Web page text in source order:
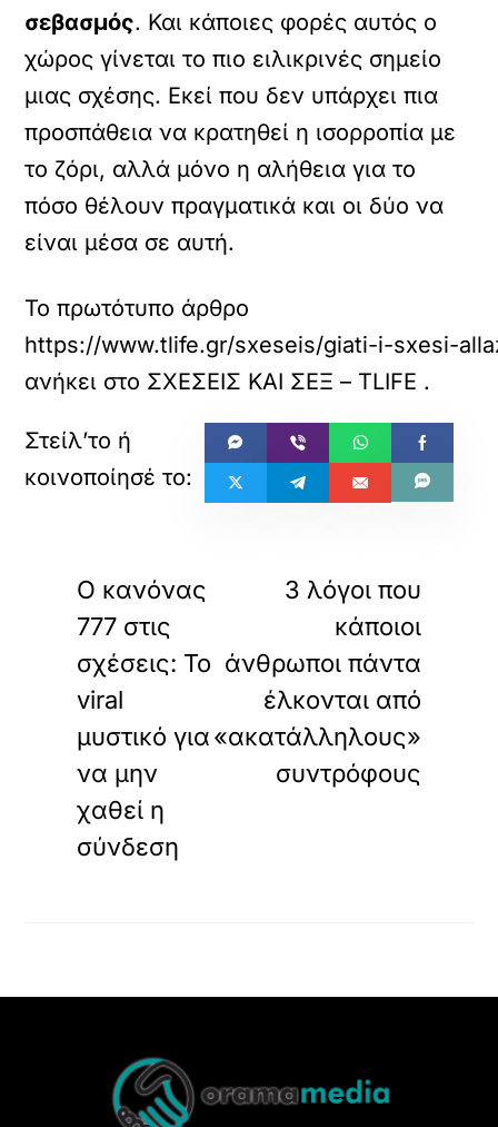
σεβασμός. Και κάποιες φορές αυτός ο
χώρος γίνεται το πιο ειλικρινές σημείο
μιας σχέσης. Εκεί που δεν υπάρχει πια
προσπάθεια να κρατηθεί η ισορροπία με
το ζόρι, αλλά μόνο η αλήθεια για το
πόσο θέλουν πραγματικά και οι δύο να
είναι μέσα σε αυτή.
Το πρωτότυπο άρθρο
https://www.tlife.gr/sxeseis/giati-i-sxesi-
ανήκει στο ΣΧΕΣΕΙΣ ΚΑΙ ΣΕΞ – TLIFE .
Ο κανόνας
777 στις
σχέσεις: Το
viral
μυστικό για
να μην
χαθεί η
σύνδεση
3 λόγοι που
κάποιοι
άνθρωποι πάντα
έλκονται από
«ακατάλληλους»
συντρόφους
To